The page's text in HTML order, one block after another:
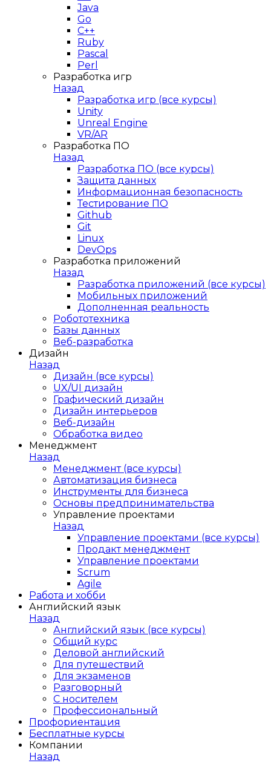
Java
Go
C++
Ruby
Pascal
Perl
Разработка игр
Назад
Разработка игр (все курсы)
Unity
Unreal Engine
VR/AR
Разработка ПО
Назад
Разработка ПО (все курсы)
Защита данных
Информационная безопасность
Тестирование ПО
Github
Git
Linux
DevOps
Разработка приложений
Назад
Разработка приложений (все курсы)
Мобильных приложений
Дополненная реальность
Робототехника
Базы данных
Веб-разработка
Дизайн
Назад
Дизайн (все курсы)
UX/UI дизайн
Графический дизайн
Дизайн интерьеров
Веб-дизайн
Обработка видео
Менеджмент
Назад
Менеджмент (все курсы)
Автоматизация бизнеса
Инструменты для бизнеса
Основы предпринимательства
Управление проектами
Назад
Управление проектами (все курсы)
Продакт менеджмент
Управление проектами
Scrum
Agile
Работа и хобби
Английский язык
Назад
Английский язык (все курсы)
Общий курс
Деловой английский
Для путешествий
Для экзаменов
Разговорный
С носителем
Профессиональный
Профориентация
Бесплатные курсы
Компании
Назад